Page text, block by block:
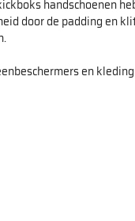
handschoenen
door de padding en
en